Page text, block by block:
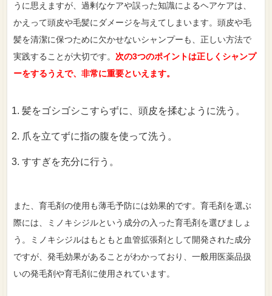
うに思えますが、過剰なケアや誤った知識によるヘアケアは、
かえって頭皮や毛髪にダメージを与えてしまいます。頭皮や毛
髪を清潔に保つために欠かせないシャンプーも、正しい方法で
実践することが大切です。次の3つのポイントは正しくシャンプ
ーをするうえで、非常に重要といえます。
髪をゴシゴシこすらずに、頭皮を揉むように洗う。
爪を立てずに指の腹を使って洗う。
すすぎを充分に行う。
また、育毛剤の使用も薄毛予防には効果的です。育毛剤を選ぶ
際には、ミノキシジルという成分の入った育毛剤を選びましょ
う。ミノキシジルはもともと血管拡張剤として開発された成分
ですが、発毛効果があることがわかっており、一般用医薬品扱
いの発毛剤や育毛剤に使用されています。